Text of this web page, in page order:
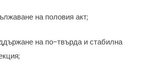
на половия акт;
на по-твърда и стабилна